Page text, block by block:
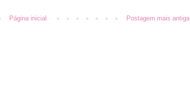
Postagem mais antiga
Página inicial